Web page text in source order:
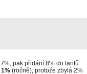
pak přidání 8% do tarifů
1% (ročně), protože zbylá 2%